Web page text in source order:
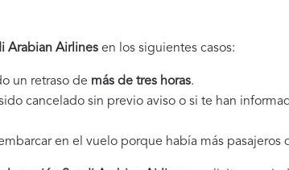
Arabian Airlines en los siguientes casos:
un retraso de más de tres horas.
cancelado sin previo aviso o si te han
en el vuelo porque había más pasajeros